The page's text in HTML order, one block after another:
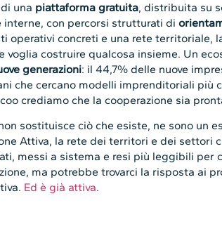
una piattaforma gratuita, distribuita su
interne, con percorsi strutturati di
operativi concreti e una rete territoriale,
voglia costruire qualcosa insieme. Un
generazioni: il 44,7% delle nuove
che cercano modelli imprenditoriali più
crediamo che la cooperazione sia
sostituisce ciò che esiste, ne sono un
Attiva, la rete dei territori e dei settori
messi a sistema e resi più leggibili per
ma potrebbe trovarci la risposta ai
Ed è già attiva.